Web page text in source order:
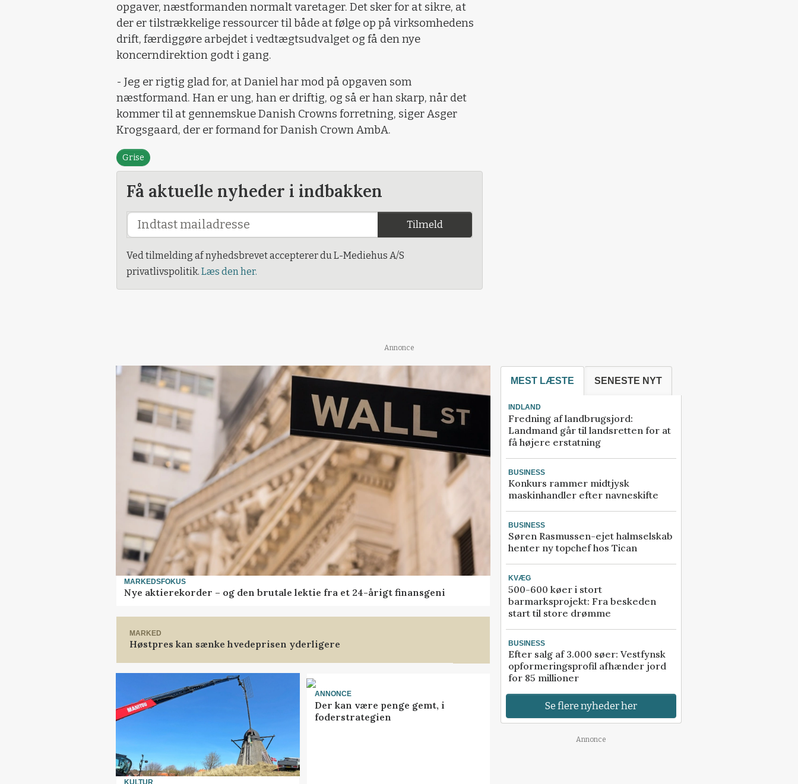
opgaver, næstformanden normalt varetager. Det sker for at sikre, at
der er tilstrækkelige ressourcer til både at følge op på virksomhedens
drift, færdiggøre arbejdet i vedtægtsudvalget og få den nye
koncerndirektion godt i gang.
- Jeg er rigtig glad for, at Daniel har mod på opgaven som
næstformand. Han er ung, han er driftig, og så er han skarp, når det
kommer til at gennemskue Danish Crowns forretning, siger Asger
Krogsgaard, der er formand for Danish Crown AmbA.
Grise
Få aktuelle nyheder i indbakken
Tilmeld
Ved tilmelding af nyhedsbrevet accepterer du L-Mediehus A/S
privatlivspolitik. Læs den her.
Annonce
MARKEDSFOKUS
Nye aktierekorder – og den brutale lektie fra et 24-årigt finansgeni
MARKED
Høstpres kan sænke hvedeprisen yderligere
ANNONCE
Der kan være penge gemt, i
foderstrategien
MEST LÆSTE SENESTE NYT
INDLAND
Fredning af landbrugsjord:
Landmand går til landsretten for at
få højere erstatning
BUSINESS
Konkurs rammer midtjysk
maskinhandler efter navneskifte
BUSINESS
Søren Rasmussen-ejet halmselskab
henter ny topchef hos Tican
KVÆG
500-600 køer i stort
barmarksprojekt: Fra beskeden
start til store drømme
BUSINESS
Efter salg af 3.000 søer: Vestfynsk
opformeringsprofil afhænder jord
for 85 millioner
Se flere nyheder her
Annonce